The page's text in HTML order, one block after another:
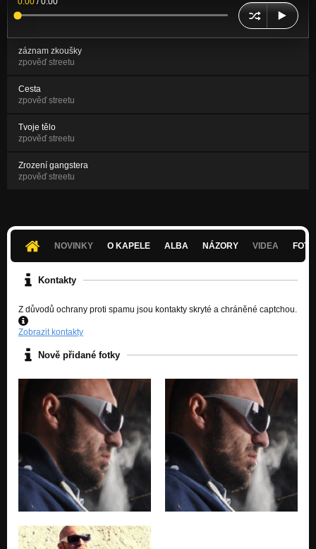
záznam zkoušky
zpověď streetu
Cesta
zpověď streetu
Tvoje tělo
zpověď streetu
Zrození gangstera
zpověď streetu
NOVINKY O KAPELE ALBA NÁZORY VIDEA
Kontakty
Z důvodů ochrany proti spamu jsou kontakty skryté a chráněné captchou.
Zobrazit kontakty
Nově přidané fotky